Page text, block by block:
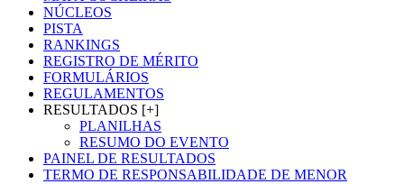
NÚCLEOS
PISTA
RANKINGS
REGISTRO DE MÉRITO
FORMULÁRIOS
REGULAMENTOS
RESULTADOS [+]
PLANILHAS
RESUMO DO EVENTO
PAINEL DE RESULTADOS
TERMO DE RESPONSABILIDADE DE MENOR